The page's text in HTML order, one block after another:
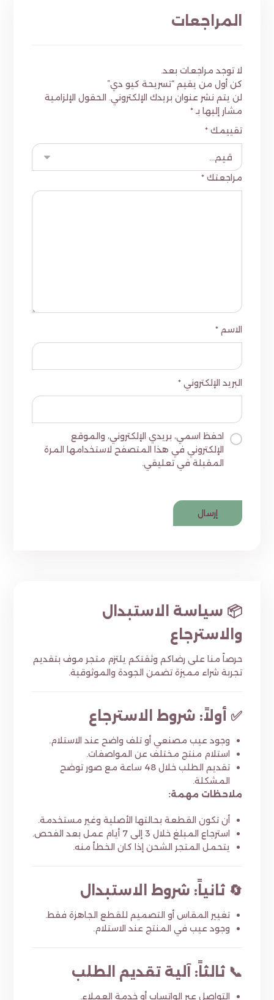
المراجعات
لا توجد مراجعات بعد.
كن أول من يقيم “تسريحة كيو دي”
لن يتم نشر عنوان بريدك الإلكتروني. الحقول الإلزامية
مشار إليها بـ*
تقييمك*
مراجعتك*
الاسم*
البريد الإلكتروني*
احفظ اسمي، بريدي الإلكتروني، والموقع
الإلكتروني في هذا المتصفح لاستخدامها المرة
المقبلة في تعليقي.
📦 سياسة الاستبدال
والاسترجاع
حرصاً منا على رضاكم وثقتكم يلتزم متجر موف بتقديم
تجربة شراء مميزة تضمن الجودة والموثوقية.
✅ أولاً: شروط الاسترجاع
وجود عيب مصنعي أو تلف واضح عند الاستلام.
استلام منتج مختلف عن المواصفات.
تقديم الطلب خلال 48 ساعة مع صور توضح
المشكلة.
ملاحظات مهمة:
أن تكون القطعة بحالتها الأصلية وغير مستخدمة.
استرجاع المبلغ خلال 3 إلى 7 أيام عمل بعد الفحص.
يتحمل المتجر الشحن إذا كان الخطأ منه.
🔄 ثانياً: شروط الاستبدال
تغيير المقاس أو التصميم للقطع الجاهزة فقط.
وجود عيب في المنتج عند الاستلام.
📞 ثالثاً: آلية تقديم الطلب
التواصل عبر الواتساب أو خدمة العملاء.